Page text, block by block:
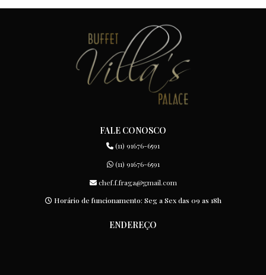
FALE CONOSCO
(11) 91676-6591
(11) 91676-6591
chef.f.fraga@gmail.com
Horário de funcionamento: Seg a Sex das 09 as 18h
ENDEREÇO